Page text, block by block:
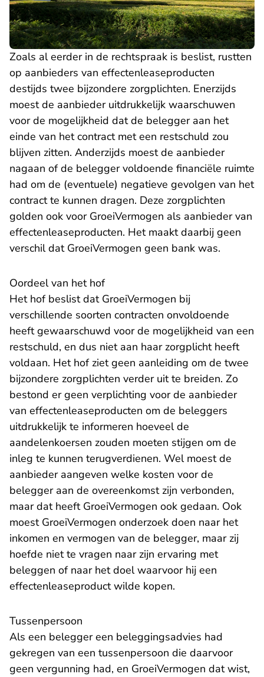
Zoals al eerder in de rechtspraak is beslist, rustten
op aanbieders van effectenleaseproducten
destijds twee bijzondere zorgplichten. Enerzijds
moest de aanbieder uitdrukkelijk waarschuwen
voor de mogelijkheid dat de belegger aan het
einde van het contract met een restschuld zou
blijven zitten. Anderzijds moest de aanbieder
nagaan of de belegger voldoende financiële ruimte
had om de (eventuele) negatieve gevolgen van het
contract te kunnen dragen. Deze zorgplichten
golden ook voor GroeiVermogen als aanbieder van
effectenleaseproducten. Het maakt daarbij geen
verschil dat GroeiVermogen geen bank was.
Oordeel van het hof
Het hof beslist dat GroeiVermogen bij
verschillende soorten contracten onvoldoende
heeft gewaarschuwd voor de mogelijkheid van een
restschuld, en dus niet aan haar zorgplicht heeft
voldaan. Het hof ziet geen aanleiding om de twee
bijzondere zorgplichten verder uit te breiden. Zo
bestond er geen verplichting voor de aanbieder
van effectenleaseproducten om de beleggers
uitdrukkelijk te informeren hoeveel de
aandelenkoersen zouden moeten stijgen om de
inleg te kunnen terugverdienen. Wel moest de
aanbieder aangeven welke kosten voor de
belegger aan de overeenkomst zijn verbonden,
maar dat heeft GroeiVermogen ook gedaan. Ook
moest GroeiVermogen onderzoek doen naar het
inkomen en vermogen van de belegger, maar zij
hoefde niet te vragen naar zijn ervaring met
beleggen of naar het doel waarvoor hij een
effectenleaseproduct wilde kopen.
Tussenpersoon
Als een belegger een beleggingsadvies had
gekregen van een tussenpersoon die daarvoor
geen vergunning had, en GroeiVermogen dat wist,